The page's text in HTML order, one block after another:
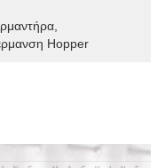
Hopper